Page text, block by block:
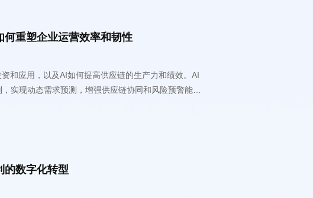
重塑企业运营效率和韧性
的数字化转型